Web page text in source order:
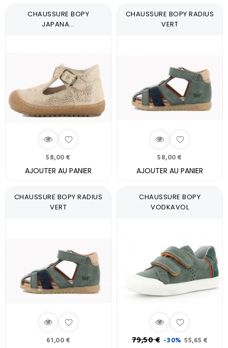
CHAUSSURE BOPY
JAPANA...
58,00 €
AJOUTER AU PANIER
CHAUSSURE BOPY RADIUS
VERT
58,00 €
AJOUTER AU PANIER
CHAUSSURE BOPY RADIUS
VERT
61,00 €
CHAUSSURE BOPY
VODKAVOL
79,50 € -30% 55,65 €